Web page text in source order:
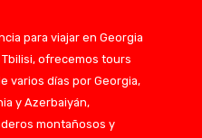
para viajar en Georgia
Tbilisi, ofrecemos tours
varios días por Georgia,
y Azerbaiyán,
montañosos y